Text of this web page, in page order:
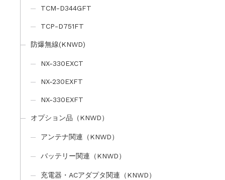
TCM-D344GFT
TCP-D751FT
防爆無線(KNWD)
NX-330EXCT
NX-230EXFT
NX-330EXFT
オプション品（KNWD）
アンテナ関連（KNWD）
バッテリー関連（KNWD）
充電器・ACアダプタ関連（KNWD）